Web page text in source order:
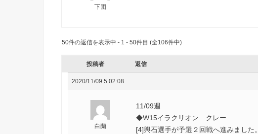
下団
50件の返信を表示中 - 1 - 50件目 (全106件中)
投稿者 返信
2020/11/09 5:02:08
白蘭
11/09週
◆W15イラクリオン クレー
[4]輿石選手が予選２回戦へ進みました。